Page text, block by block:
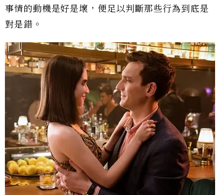
事情的動機是好是壞，便足以判斷那些行為到底是
對是錯。